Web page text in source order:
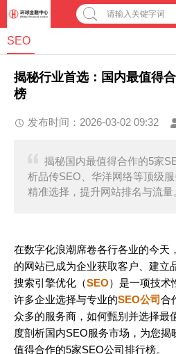
请输入关键字词
SEO
揭秘行业首选：国内最值得
榜
发布时间：2026-03-02 09:32
揭秘国内最值得合作的5家
析品传SEO、华洋网络等顶级
精准选择，提升网站排名与流量
在数字化浪潮席卷各行各业的今天
的网站已成为企业获取客户、建立
搜索引擎优化（SEO）是一项技术
许多企业选择与专业的SEO公司合
众多的服务商，如何甄别并选择最
度剖析国内SEO服务市场，为您
值得合作的5家SEO公司排行榜。